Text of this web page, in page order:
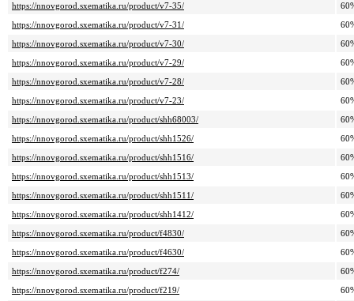
https://nnovgorod.sxematika.ru/product/v7-35/
https://nnovgorod.sxematika.ru/product/v7-31/
https://nnovgorod.sxematika.ru/product/v7-30/
https://nnovgorod.sxematika.ru/product/v7-29/
https://nnovgorod.sxematika.ru/product/v7-28/
https://nnovgorod.sxematika.ru/product/v7-23/
https://nnovgorod.sxematika.ru/product/shh68003/
https://nnovgorod.sxematika.ru/product/shh1526/
https://nnovgorod.sxematika.ru/product/shh1516/
https://nnovgorod.sxematika.ru/product/shh1513/
https://nnovgorod.sxematika.ru/product/shh1511/
https://nnovgorod.sxematika.ru/product/shh1412/
https://nnovgorod.sxematika.ru/product/f4830/
https://nnovgorod.sxematika.ru/product/f4630/
https://nnovgorod.sxematika.ru/product/f274/
https://nnovgorod.sxematika.ru/product/f219/